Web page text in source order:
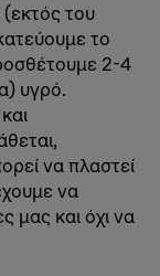
του
το
2-4
υγρό.
να πλαστεί
να
μας και όχι να